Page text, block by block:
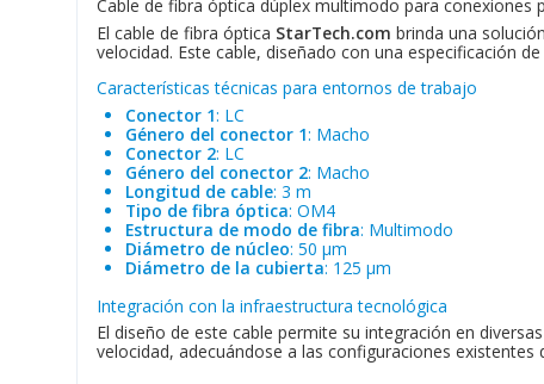
Cable de fibra óptica dúplex multimodo para conexiones
El cable de fibra óptica StarTech.com brinda una
velocidad. Este cable, diseñado con una especificación de
Características técnicas para entornos de trabajo
Conector 1: LC
Género del conector 1: Macho
Conector 2: LC
Género del conector 2: Macho
Longitud de cable: 3 m
Tipo de fibra óptica: OM4
Estructura de modo de fibra: Multimodo
Diámetro de núcleo: 50 µm
Diámetro de la cubierta: 125 µm
Integración con la infraestructura tecnológica
El diseño de este cable permite su integración en
velocidad, adecuándose a las configuraciones